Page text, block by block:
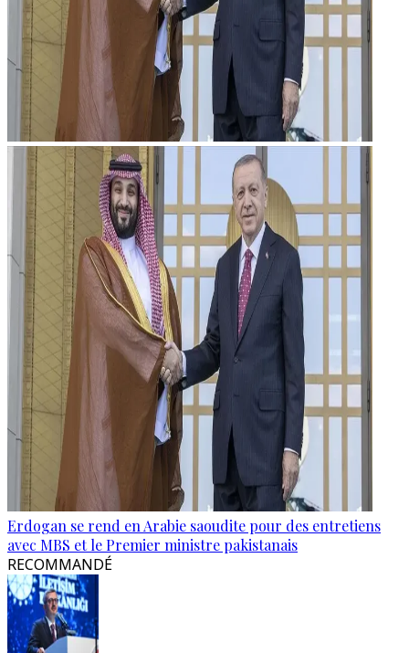
Erdogan se rend en Arabie saoudite pour des entretiens
avec MBS et le Premier ministre pakistanais
RECOMMANDÉ